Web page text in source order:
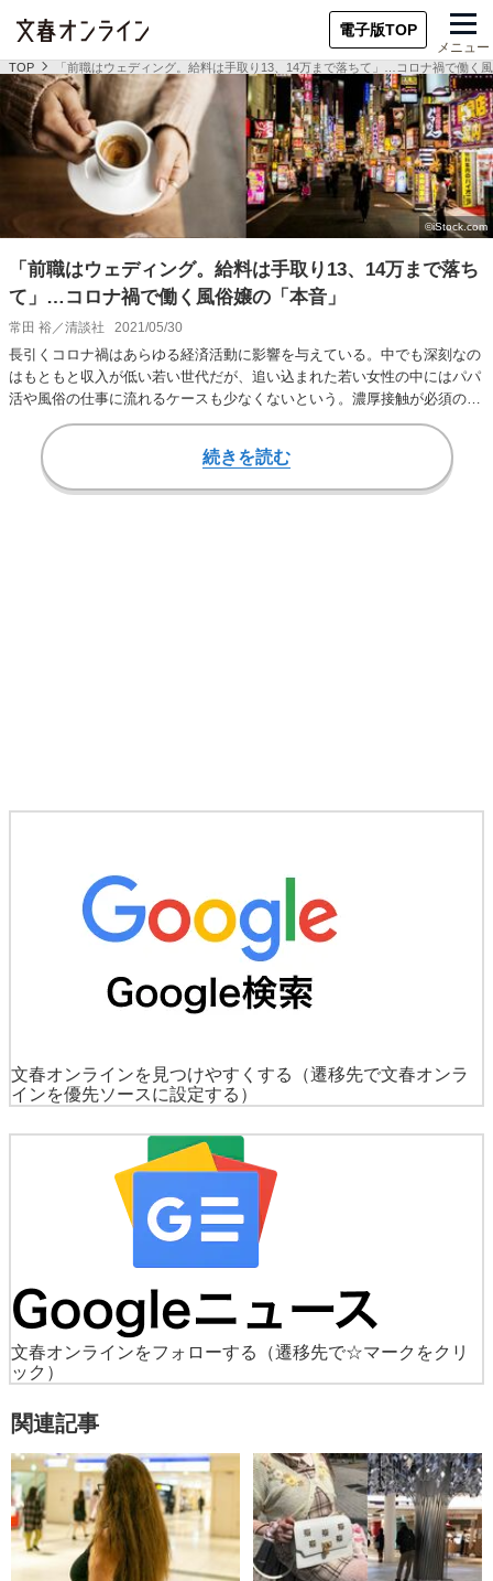
電子版TOP
メニュー
TOP 「前職はウェディング。給料は手取り13、14万まで落ちて」…コロナ禍で働く
「前職はウェディング。給料は手取り13、14万まで落ち
て」…コロナ禍で働く風俗嬢の「本音」
常田 裕／清談社 2021/05/30
長引くコロナ禍はあらゆる経済活動に影響を与えている。中でも深刻なの
はもともと収入が低い若い世代だが、追い込まれた若い女性の中にはパパ
活や風俗の仕事に流れるケースも少なくないという。濃厚接触が必須の風
俗は感染リスクが…
続きを読む
文春オンラインを見つけやすくする
（遷移先で文春オンラ
インを優先ソースに設定する）
文春オンラインをフォローする
（遷移先で☆マークをクリ
ック）
関連記事